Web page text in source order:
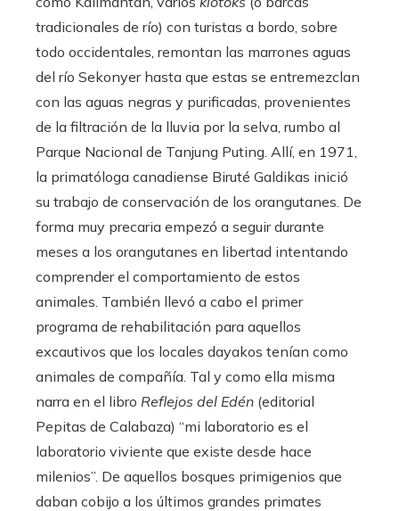
tradicionales de río) con turistas a bordo, sobre
todo occidentales, remontan las marrones aguas
del río Sekonyer hasta que estas se entremezclan
con las aguas negras y purificadas, provenientes
de la filtración de la lluvia por la selva, rumbo al
Parque Nacional de Tanjung Puting. Allí, en 1971,
la primatóloga canadiense Biruté Galdikas inició
su trabajo de conservación de los orangutanes. De
forma muy precaria empezó a seguir durante
meses a los orangutanes en libertad intentando
comprender el comportamiento de estos
animales. También llevó a cabo el primer
programa de rehabilitación para aquellos
excautivos que los locales dayakos tenían como
animales de compañía. Tal y como ella misma
narra en el libro Reflejos del Edén (editorial
Pepitas de Calabaza) “mi laboratorio es el
laboratorio viviente que existe desde hace
milenios”. De aquellos bosques primigenios que
daban cobijo a los últimos grandes primates